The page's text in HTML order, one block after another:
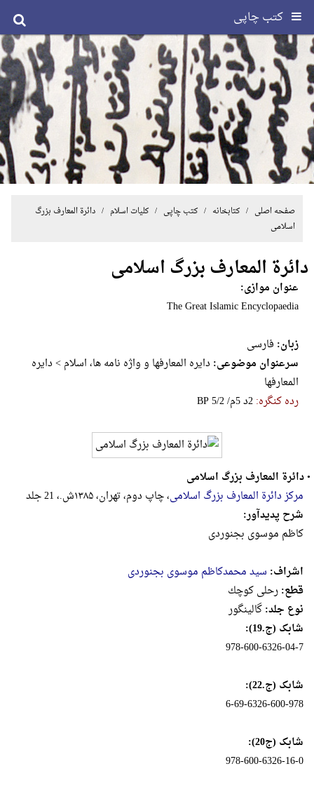
کتب چاپی
صفحه اصلی / کتابخانه /کتب چاپی /کلیات اسلام / دائرة ‌المعارف بزرگ
اسلامی
دائرة ‌المعارف بزرگ اسلامی
عنوان موازی:
The Great Islamic Encyclopaedia
زبان: فارسی
سرعنوان موضوعی: دایره المعارفها و واژه نامه ها، اسلام > دایره
المعارفها
رده کنگره:‎B‎P‎ ‎5‎/‎2‎ ‎/‎م‎5‎ ‎د‎2
•دائرة ‌المعارف بزرگ اسلامی
مرکز دائرة المعارف بزرگ اسلامی، چاپ دوم، تهران، ۱۳۸۵ش.، 21 جلد
شرح پدیدآور:
کاظم موسوی بجنوردی‎
اشراف: سید محمدکاظم موسوی بجنوردی
قطع:رحلى كوچك
نوع جلد:گالینگور
شابک (ج.19):
978-600-6326-04-7
شابک (ج.22):
6-69-6326-600-978
شابک (ج20):
978-600-6326-16-0